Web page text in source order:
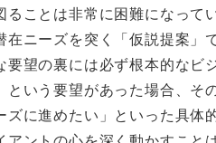
ことは非常に困難になって
ニーズを突く「仮説提案」で
望の裏には必ず根本的なビ
いう要望があった場合、そ
に進めたい」といった具体